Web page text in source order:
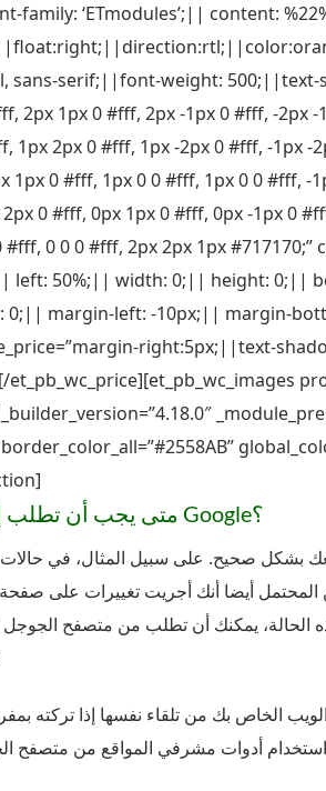
family: ‘ETmodules’;|| content:
sans-serif;||font-weight: 500;||text-
2px 1px 0 #fff, 2px -1px 0 #fff, -2px
1px 2px 0 #fff, 1px -2px 0 #fff, -1px
1px 0 #fff, 1px 0 0 #fff, 1px 0 0 #fff, -
0 #fff, 0px 1px 0 #fff, 0px -1px 0
0 0 0 #fff, 2px 2px 1px
50%;|| width: 0;|| height: 0;||
margin-left: -10px;|| margin-
right:5px;||text-
et_pb_wc_price][et_pb_wc_images
متى يجب أن تطلب إعادة أرشفة موقع إلى Google؟
بشكل صحيح. على سبيل المثال، في حالات
أيضا أنك أجريت تغييرات على
الحالة، يمكنك أن تطلب من متصفح
الخاص بك من تلقاء نفسها إذا تركته
استخدام أدوات مشرفي المواقع من متصفح